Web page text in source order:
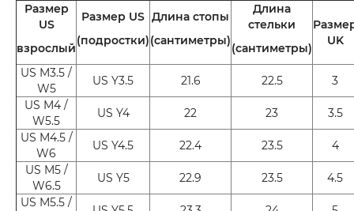
Размер
US
взрослый
Размер US
(подростки)
Длина стопы
(сантиметры)
Длина
стельки
(сантиметры)
UK
US M3.5 /
W5
US Y3.5 21.6 22.5
3
US M4 /
W5.5
US Y4 22 23
3.5
US M4.5 /
W6
US Y4.5 22.4 23.5
4
US M5 /
W6.5
US Y5 22.9 23.5
4.5
US M5.5 /